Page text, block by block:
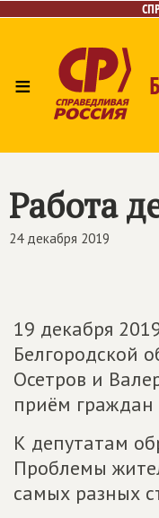
≡
Работа
24 декабря 2019
19 декабря
Белгородской
Осетров и
приём граждан
К депутатам
Проблемы
самых разных